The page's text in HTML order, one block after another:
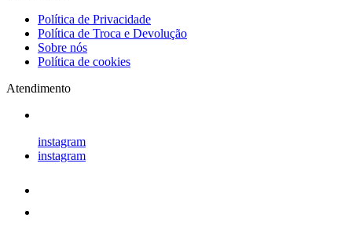
Política de Privacidade
Política de Troca e Devolução
Sobre nós
Política de cookies
Atendimento
instagram
instagram